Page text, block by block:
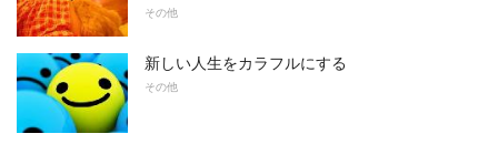
その他
新しい人生をカラフルにする
その他